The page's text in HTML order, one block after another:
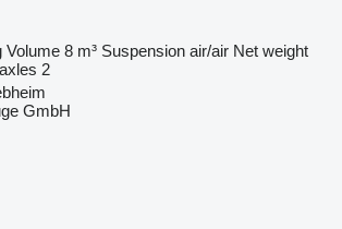
Volume 8 m³ Suspension air/air Net weight
2
GmbH